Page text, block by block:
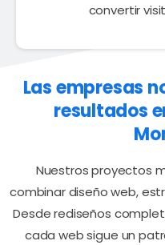
convertir
Lasempresas
resultados
Nuestros proyectos
combinar diseño web,
Desde rediseños
cada web sigue un